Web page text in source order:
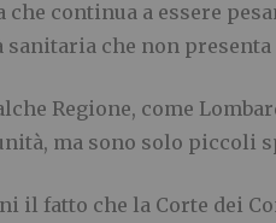
che continua a essere
sanitaria che non
Regione, come
ma sono solo piccoli
il fatto che la Corte dei